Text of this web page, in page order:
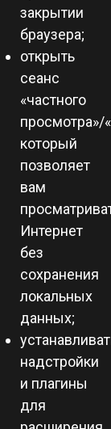
закрытии
браузера;
открыть
сеанс
«частного
просмотра»/
который
позволяет
вам
Интернет
без
сохранения
локальных
данных;
надстройки
и плагины
для